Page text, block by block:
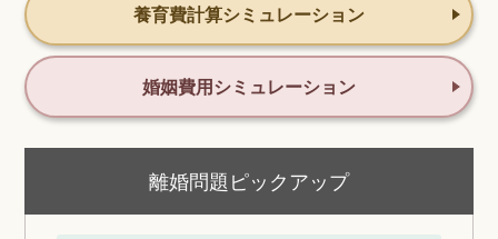
養育費計算シミュレーション
婚姻費用シミュレーション
離婚問題ピックアップ